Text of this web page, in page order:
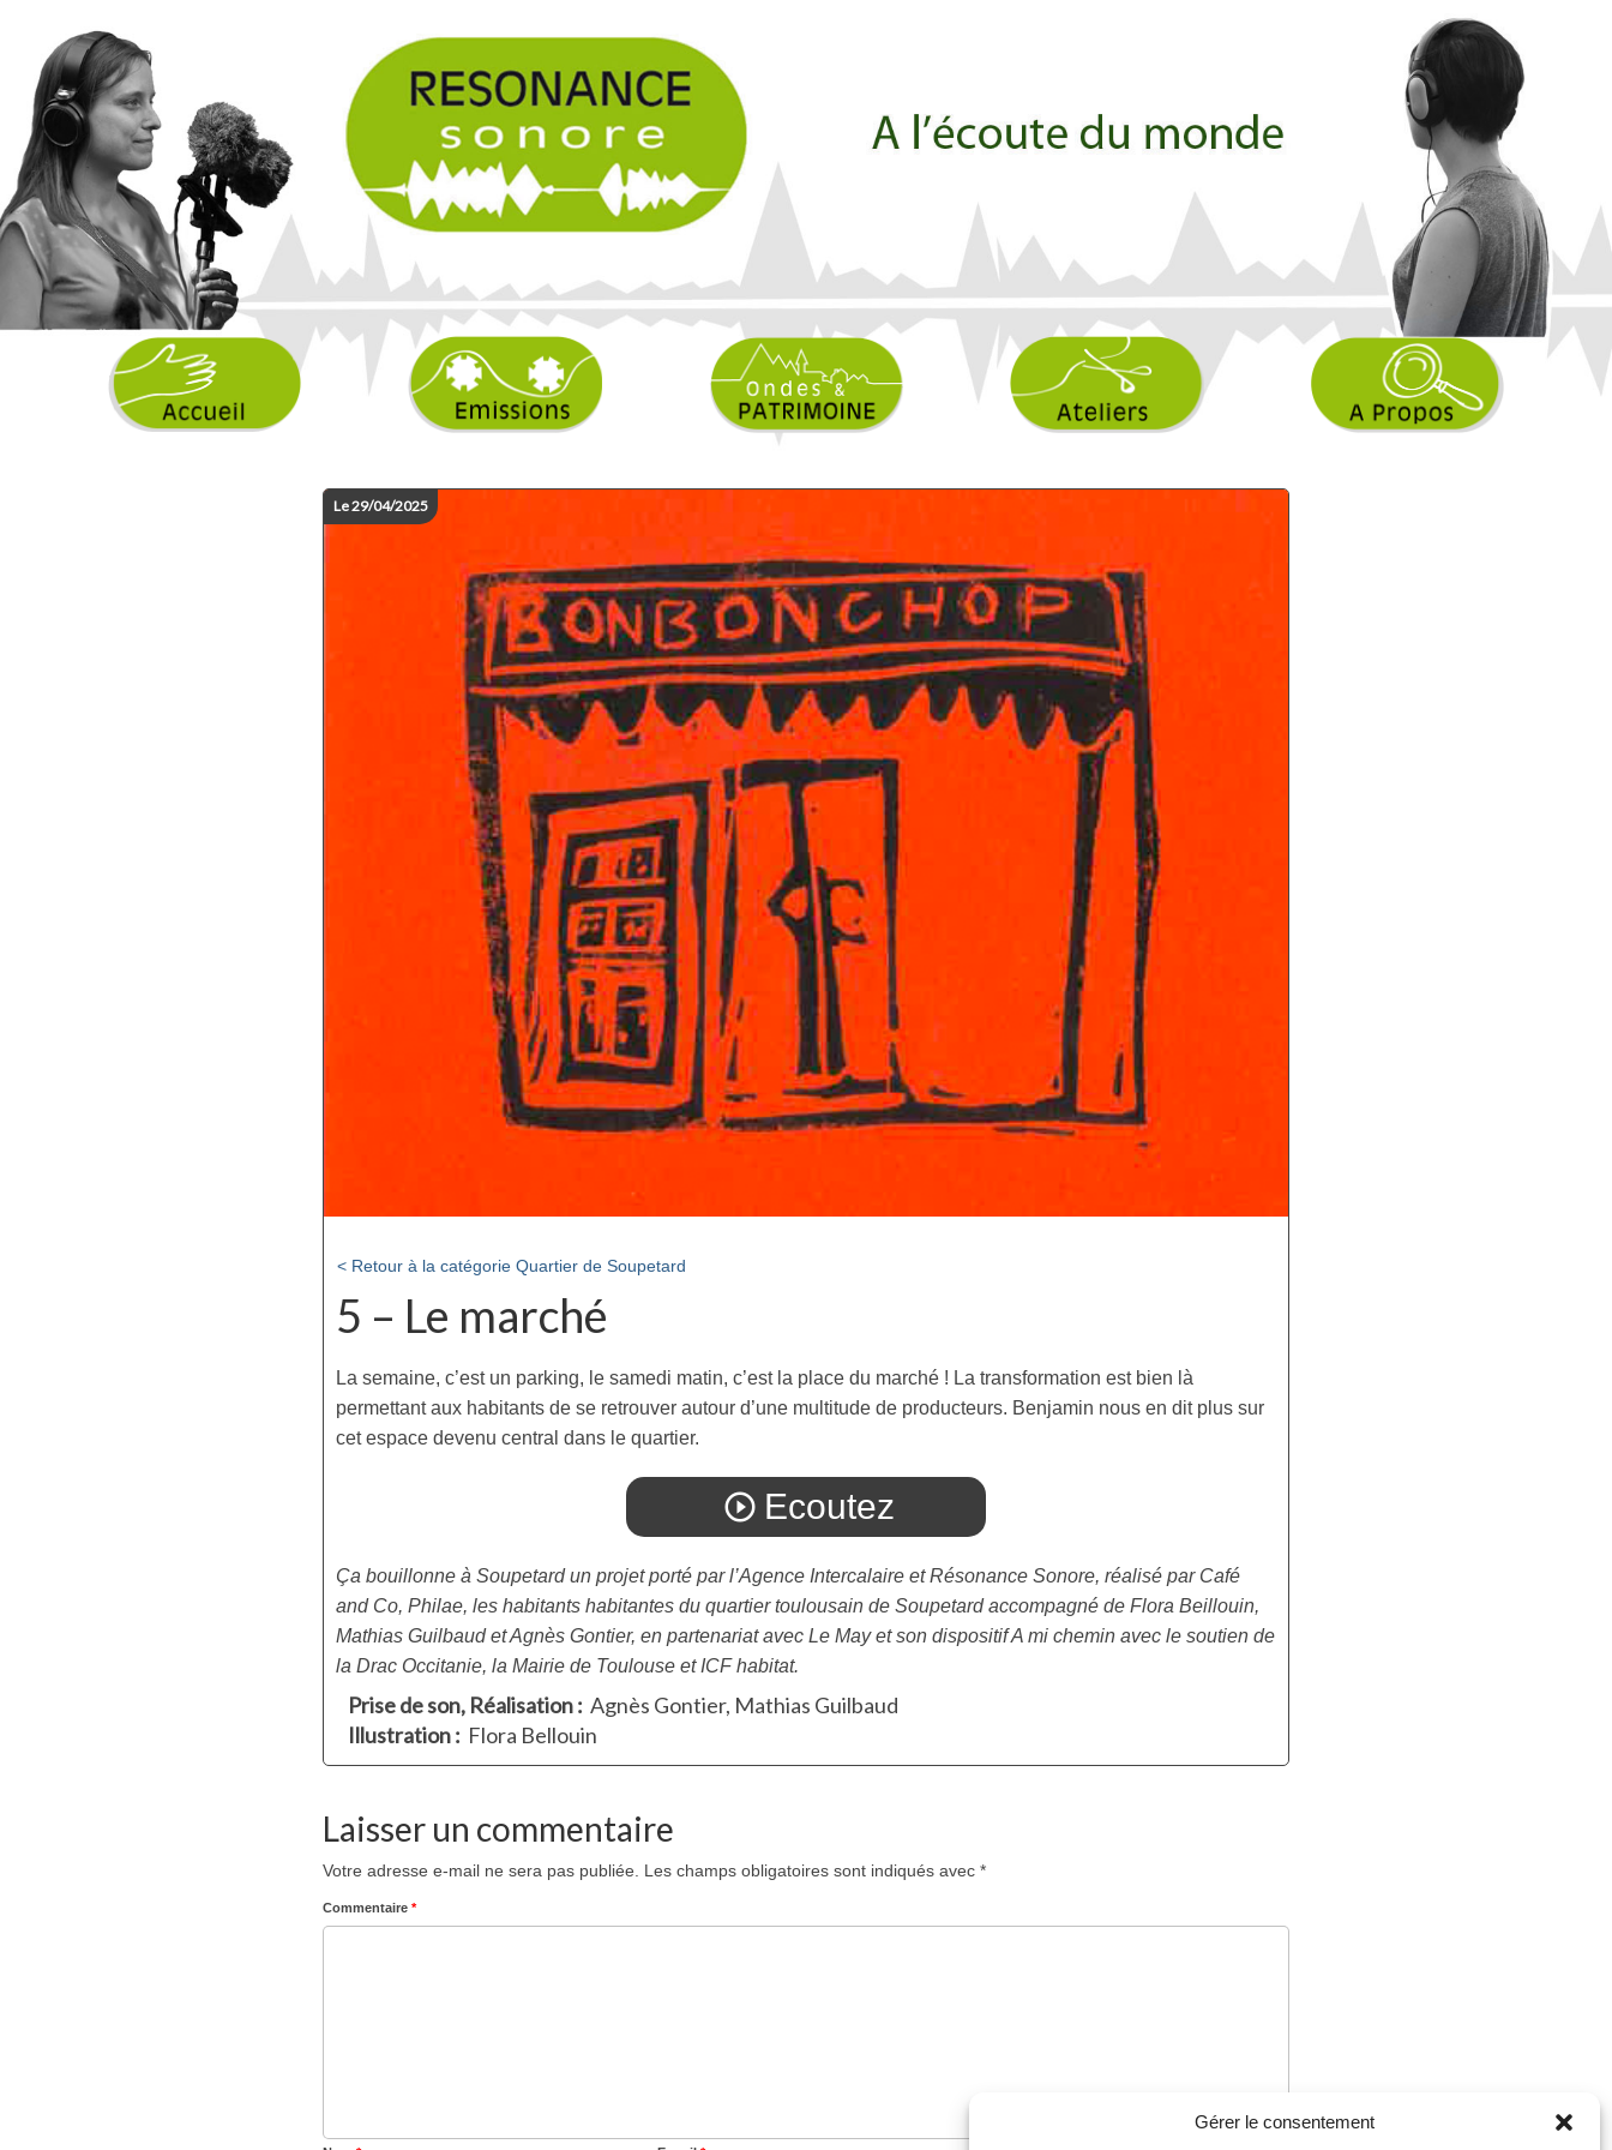
Gérer le consentement
Le 29/04/2025
< Retour à la catégorie Quartier de Soupetard
5 – Le marché
La semaine, c’est un parking, le samedi matin, c’est la place du marché ! La transformation est bien là
permettant aux habitants de se retrouver autour d’une multitude de producteurs. Benjamin nous en dit plus sur
cet espace devenu central dans le quartier.
play_circle_outline Ecoutez
Ça bouillonne à Soupetard un projet porté par l’Agence Intercalaire et Résonance Sonore, réalisé par Café
and Co, Philae, les habitants habitantes du quartier toulousain de Soupetard accompagné de Flora Beillouin,
Mathias Guilbaud et Agnès Gontier, en partenariat avec Le May et son dispositif A mi chemin avec le soutien de
la Drac Occitanie, la Mairie de Toulouse et ICF habitat.
Prise de son, Réalisation : Agnès Gontier, Mathias Guilbaud
Illustration : Flora Bellouin
Laisser un commentaire
Votre adresse e-mail ne sera pas publiée. Les champs obligatoires sont indiqués avec *
Commentaire *